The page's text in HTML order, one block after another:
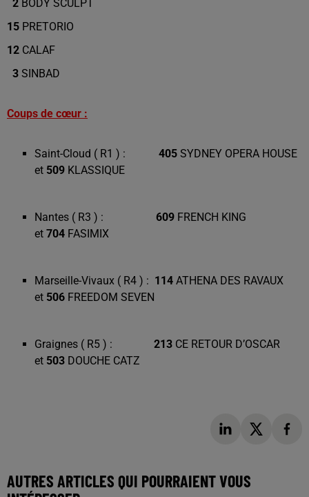
2 BODY SCULPT
15 PRETORIO
12 CALAF
3 SINBAD
Coups de cœur :
Saint-Cloud ( R1 ) : 405 SYDNEY OPERA HOUSE
et 509 KLASSIQUE
Nantes ( R3 ) : 609 FRENCH KING
et 704 FASIMIX
Marseille-Vivaux ( R4 ) : 114 ATHENA DES RAVAUX
et 506 FREEDOM SEVEN
Graignes ( R5 ) : 213 CE RETOUR D’OSCAR
et 503 DOUCHE CATZ
AUTRES ARTICLES QUI POURRAIENT VOUS